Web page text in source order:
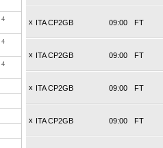
4
4
4
x ITA CP2GB FT
09:00
x ITA CP2GB FT
09:00
x ITA CP2GB FT
09:00
x ITA CP2GB FT
09:00